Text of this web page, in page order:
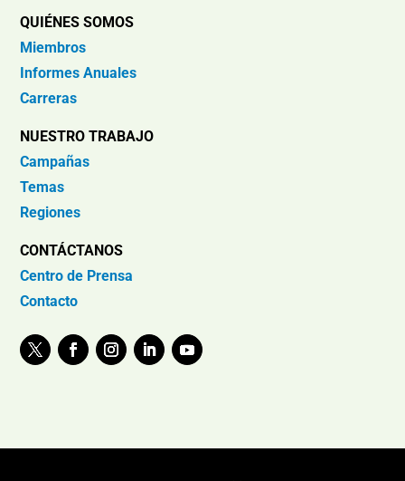
QUIÉNES SOMOS
Miembros
Informes Anuales
Carreras
NUESTRO TRABAJO
Campañas
Temas
Regiones
CONTÁCTANOS
Centro de Prensa
Contacto